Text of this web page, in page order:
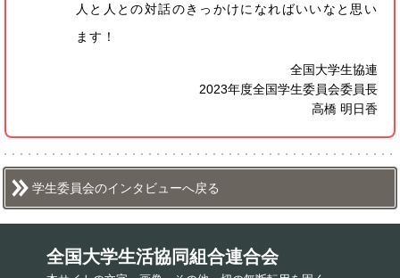
人と人との対話のきっかけになればいいなと思い
ます！
全国大学生協連
2023年度全国学生委員会委員長
高橋 明日香
学生委員会のインタビューへ戻る
全国大学生活協同組合連合会